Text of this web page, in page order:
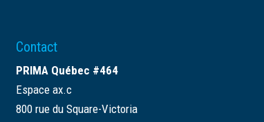
Contact
PRIMA Québec #464
Espace ax.c
800 rue du Square-Victoria